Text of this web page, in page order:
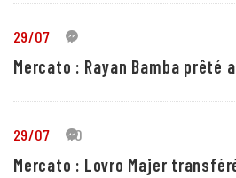
29/07 1
Mercato : Rayan Bamba prêté
29/07 10
Mercato : Lovro Majer